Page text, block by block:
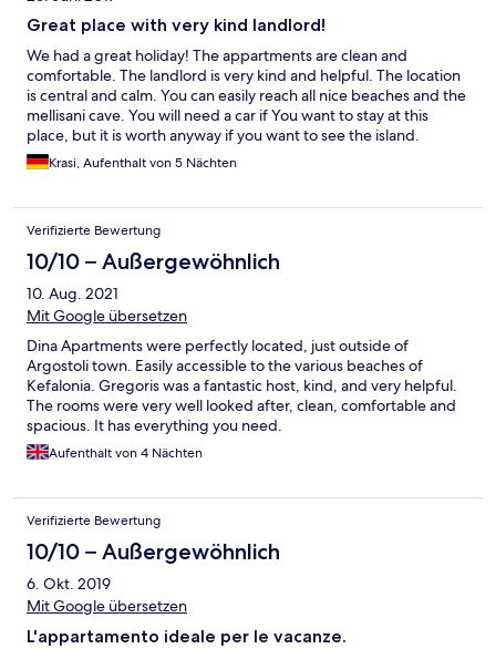
Great place with very kind landlord!
We had a great holiday! The appartments are clean and
comfortable. The landlord is very kind and helpful. The location
is central and calm. You can easily reach all nice beaches and the
mellisani cave. You will need a car if You want to stay at this
place, but it is worth anyway if you want to see the island.
Excellent price-performance ratio!
Krasi, Aufenthalt von 5 Nächten
Verifizierte Bewertung
10/10 – Außergewöhnlich
10. Aug. 2021
Mit Google übersetzen
Dina Apartments were perfectly located, just outside of
Argostoli town. Easily accessible to the various beaches of
Kefalonia. Gregoris was a fantastic host, kind, and very helpful.
The rooms were very well looked after, clean, comfortable and
spacious. It has everything you need.
Aufenthalt von 4 Nächten
Verifizierte Bewertung
10/10 – Außergewöhnlich
6. Okt. 2019
Mit Google übersetzen
L'appartamento ideale per le vacanze.